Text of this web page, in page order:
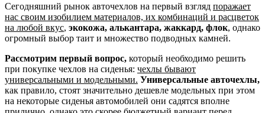
Сегодняшний рынок авточехлов на первый взгляд поражает
нас своим изобилием материалов, их комбинаций и расцветок
на любой вкус, экокожа, алькантара, жаккард, флок, однако
огромный выбор таит и множество подводных камней.
Рассмотрим первый вопрос, который необходимо решить
при покупке чехлов на сиденья: чехлы бывают
универсальными и модельными. Универсальные авточехлы,
как правило, стоят значительно дешевле модельных при этом
на некоторые сиденья автомобилей они садятся вполне